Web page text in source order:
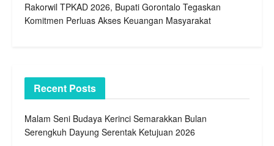
Rakorwil TPKAD 2026, Bupati Gorontalo Tegaskan
Komitmen Perluas Akses Keuangan Masyarakat
Recent Posts
Malam Seni Budaya Kerinci Semarakkan Bulan
Serengkuh Dayung Serentak Ketujuan 2026